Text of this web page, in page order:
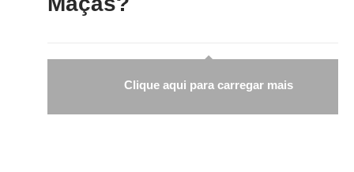
Clique aqui para carregar mais